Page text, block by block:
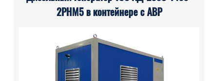
2РНМ5 в контейнере с АВР